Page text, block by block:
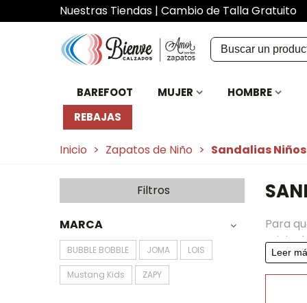
Nuestras Tiendas | Cambio de Talla Gratuito
BAREFOOT MUJER HOMBRE
REBAJAS
Inicio > Zapatos de Niño > Sandalias Niños
Filtros
MARCA
BUBBLE BOBBLE JOMA LOIS
Mustang Kids ZAPY
Para
todas
Leer